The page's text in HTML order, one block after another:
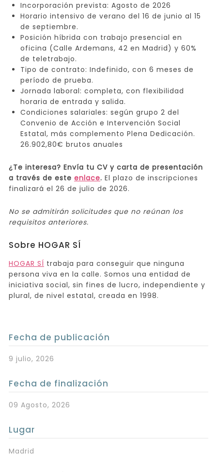
Incorporación prevista: Agosto de 2026
Horario intensivo de verano del 16 de junio al 15
de septiembre.
Posición híbrida con trabajo presencial en
oficina (Calle Ardemans, 42 en Madrid) y 60%
de teletrabajo.
Tipo de contrato: Indefinido, con 6 meses de
período de prueba.
Jornada laboral: completa, con flexibilidad
horaria de entrada y salida.
Condiciones salariales: según grupo 2 del
Convenio de Acción e Intervención Social
Estatal, más complemento Plena Dedicación.
26.902,80€ brutos anuales
¿Te interesa? Envía tu CV y carta de presentación
a través de este enlace. El plazo de inscripciones
finalizará el 26 de julio de 2026.
No se admitirán solicitudes que no reúnan los
requisitos anteriores.
Sobre HOGAR SÍ
HOGAR SÍ trabaja para conseguir que ninguna
persona viva en la calle. Somos una entidad de
iniciativa social, sin fines de lucro, independiente y
plural, de nivel estatal, creada en 1998.
Fecha de publicación
9 julio, 2026
Fecha de finalización
09 Agosto, 2026
Lugar
Madrid